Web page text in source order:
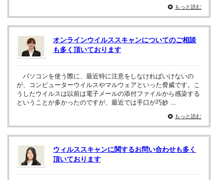
もっと読む
オンラインウイルススキャンについてのご相談
も多く頂いております
パソコンを使う際に、最近特に注意をしなければいけないの
が、コンピューターウイルスやマルウェアといった脅威です。こ
うしたウイルスは以前は電子メールの添付ファイルから感染する
ということが多かったのですが、最近では手口が巧妙 …
もっと読む
ウィルススキャンに関するお問い合わせも多く
頂いております